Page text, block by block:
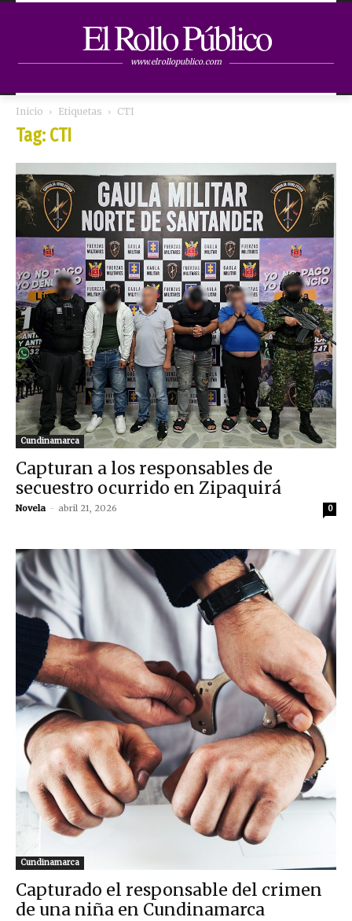
El Rollo Público
www.elrollopublico.com
Inicio Etiquetas CTI
Tag: CTI
Cundinamarca
Capturan a los responsables de
secuestro ocurrido en Zipaquirá
Novela - abril 21, 2026 0
Cundinamarca
Capturado el responsable del crimen
de una niña en Cundinamarca